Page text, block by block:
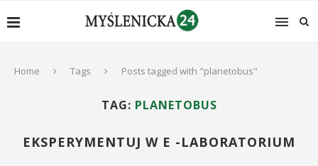
Home Tags Posts tagged with "planetobus"
TAG: PLANETOBUS
EKSPERYMENTUJ W E -LABORATORIUM